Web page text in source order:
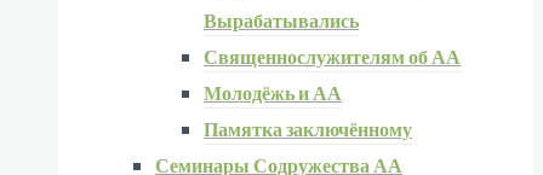
Вырабатывались
Священнослужителям об АА
Молодёжь и АА
Памятка заключённому
Семинары Содружества АА